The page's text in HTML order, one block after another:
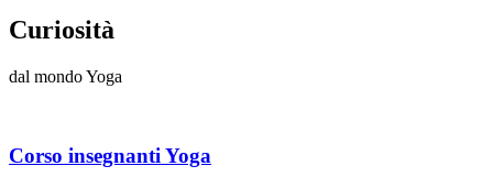
Curiosità
dal mondo Yoga
Corso insegnanti Yoga